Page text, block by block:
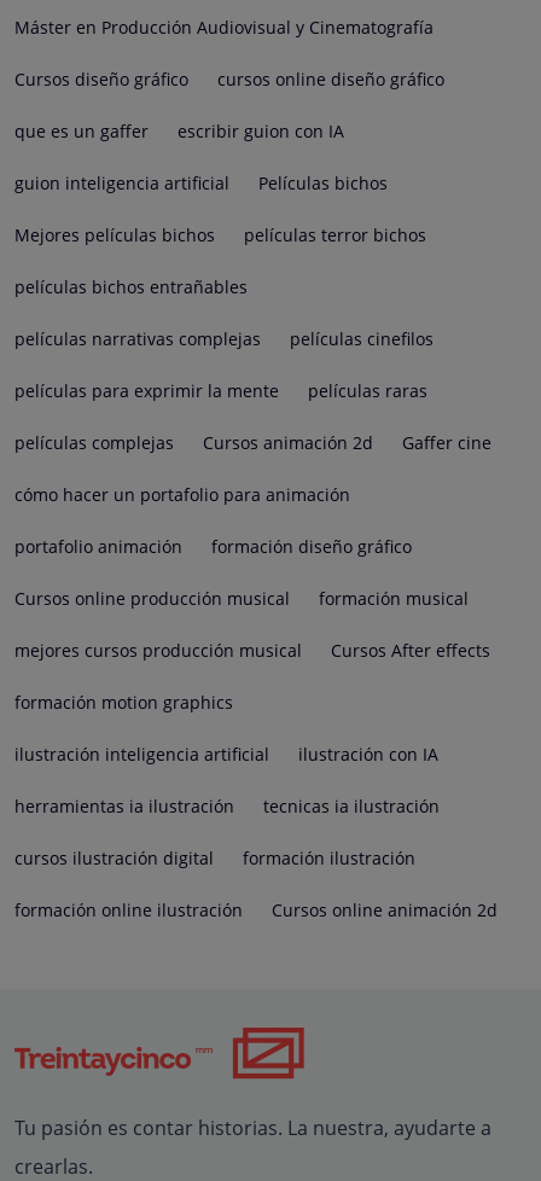
Máster en Producción Audiovisual y Cinematografía
Cursos diseño gráfico cursos online diseño gráfico
que es un gaffer escribir guion con IA
guion inteligencia artificial Películas bichos
Mejores películas bichos películas terror bichos
películas bichos entrañables
películas narrativas complejas películas cinefilos
películas para exprimir la mente películas raras
películas complejas Cursos animación 2d Gaffer cine
cómo hacer un portafolio para animación
portafolio animación formación diseño gráfico
Cursos online producción musical formación musical
mejores cursos producción musical Cursos After effects
formación motion graphics
ilustración inteligencia artificial ilustración con IA
herramientas ia ilustración tecnicas ia ilustración
cursos ilustración digital formación ilustración
formación online ilustración Cursos online animación 2d
Tu pasión es contar historias. La nuestra, ayudarte a
crearlas.